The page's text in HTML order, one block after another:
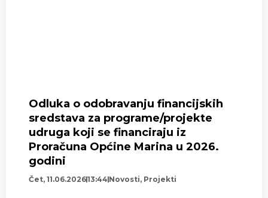
Odluka o odobravanju financijskih
sredstava za programe/projekte
udruga koji se financiraju iz
Proračuna Općine Marina u 2026.
godini
Čet, 11.06.202613:44 Novosti, Projekti